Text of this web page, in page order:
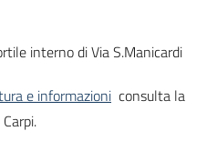
interno di Via S.Manicardi
e informazioni consulta la